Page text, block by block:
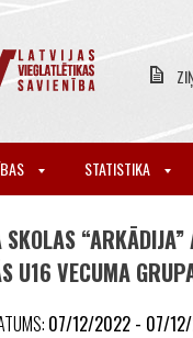
STATISTIKA
SKOLAS
U16 VECUMA
07/12/2022 - 07/